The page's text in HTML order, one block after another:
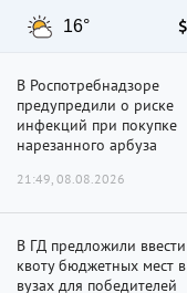
16°
В Роспотребнадзоре
предупредили о риске
инфекций при покупке
нарезанного арбуза
21:49, 08.08.2026
В ГД предложили ввести
квоту бюджетных мест в
вузах для победителей